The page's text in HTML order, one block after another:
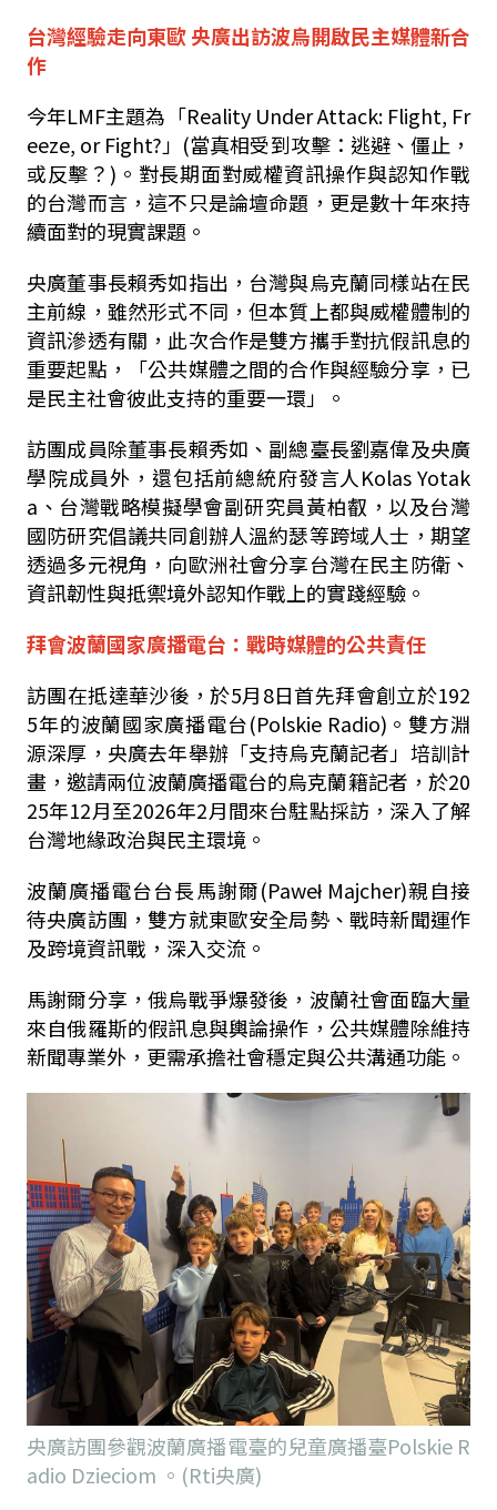
台灣經驗走向東歐 央廣出訪波烏開啟民主媒體新合
作
今年LMF主題為「Reality Under Attack: Flight, Fr
eeze, or Fight? 」 (當真相受到攻擊：逃避、僵止，
或反擊？ ) 。對長期面對威權資訊操作與認知作戰
的台灣而言，這不只是論壇命題，更是數十年來持
續面對的現實課題。
央廣董事長賴秀如指出，台灣與烏克蘭同樣站在民
主前線，雖然形式不同，但本質上都與威權體制的
資訊滲透有關，此次合作是雙方攜手對抗假訊息的
重要起點，「公共媒體之間的合作與經驗分享，已
是民主社會彼此支持的重要一環」。
訪團成員除董事長賴秀如、副總臺長劉嘉偉及央廣
學院成員外，還包括前總統府發言人 Kolas Yotak
a 、台灣戰略模擬學會副研究員黃柏叡，以及台灣
國防研究倡議共同創辦人溫約瑟等跨域人士，期望
透過多元視角，向歐洲社會分享台灣在民主防衛、
資訊韌性與抵禦境外認知作戰上的實踐經驗。
拜會波蘭國家廣播電台：戰時媒體的公共責任
訪團在抵達華沙後，於5月8日首先拜會創立於192
5年的波蘭國家廣播電台(Polskie Radio) 。雙方淵
源深厚，央廣去年舉辦「支持烏克蘭記者」培訓計
畫，邀請兩位波蘭廣播電台的烏克蘭籍記者，於20
25年12月至2026年2月間來台駐點採訪，深入了解
台灣地緣政治與民主環境。
波蘭廣播電台台長馬謝爾(Paweł Majcher)親自接
待央廣訪團，雙方就東歐安全局勢、戰時新聞運作
及跨境資訊戰，深入交流。
馬謝爾分享，俄烏戰爭爆發後，波蘭社會面臨大量
來自俄羅斯的假訊息與輿論操作，公共媒體除維持
新聞專業外，更需承擔社會穩定與公共溝通功能。
央廣訪團參觀波蘭廣播電臺的兒童廣播臺Polskie R
adio Dzieciom 。(Rti央廣)